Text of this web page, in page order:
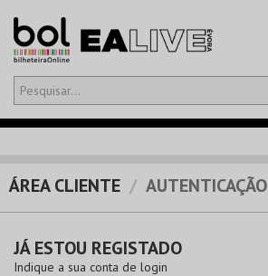
Olá,iniciar sessão
EVENTOS
CARTÕES
ÁREA CLIENTE AUTENTICAÇÃO
JÁ ESTOU REGISTADO
Indique a sua conta de login